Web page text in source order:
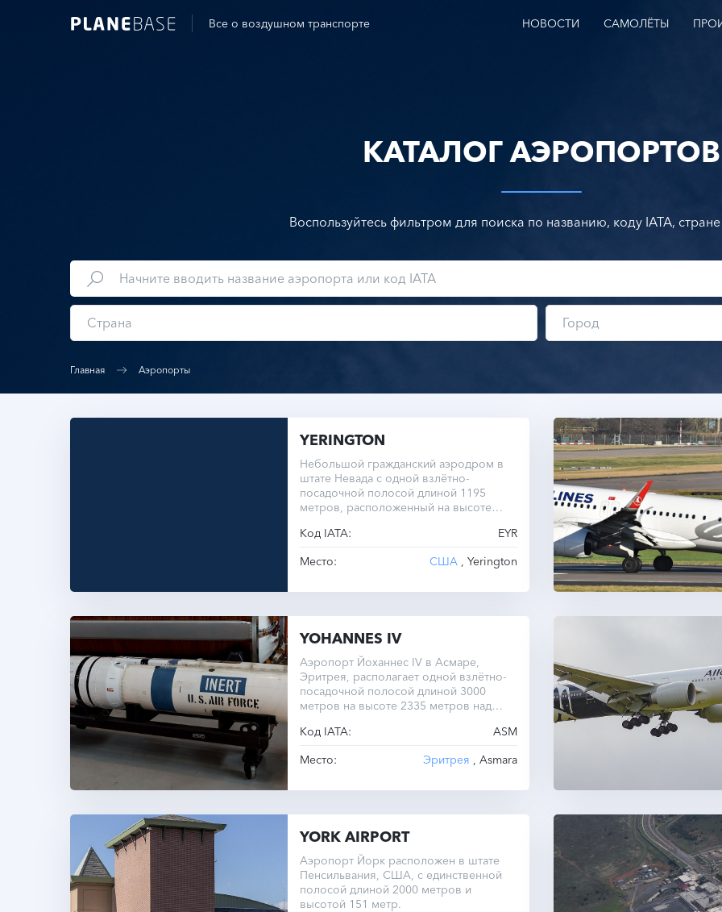
Все о воздушном транспорте НОВОСТИ САМОЛЁТЫ
КАТАЛОГ АЭРОПОРТОВ
Воспользуйтесь фильтром для поиска по названию, коду IATA,
Главная Аэропорты
YERINGTON
Небольшой гражданский аэродром в
штате Невада с одной взлётно-
посадочной полосой длиной 1195
метров, расположенный на высоте
Код IATA:
EYR
Место:
США , Yerington
YOHANNES IV
Аэропорт Йоханнес IV в Асмаре,
Эритрея, располагает одной взлётно-
посадочной полосой длиной 3000
метров на высоте 2335 метров над
Код IATA:
ASM
Место:
Эритрея , Asmara
YORK AIRPORT
Аэропорт Йорк расположен в штате
Пенсильвания, США, с единственной
полосой длиной 2000 метров и
высотой 151 метр.